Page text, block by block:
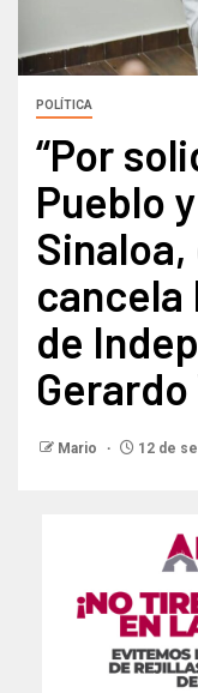
POLÍTICA
“Por
Pueblo
cancela
de
Mario 12 de